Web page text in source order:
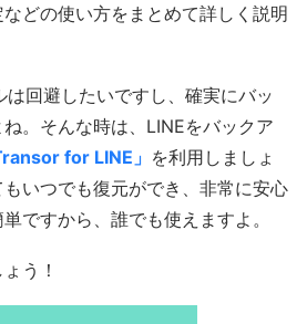
どの使い方をまとめて詳しく説明
は回避したいですし、確実にバッ
。そんな時は、LINEをバックア
for LINE」 を利用しましょ
いつでも復元ができ、非常に安心
ですから、誰でも使えますよ。
う！